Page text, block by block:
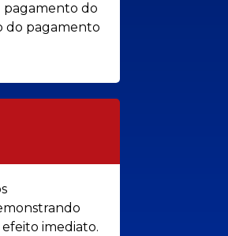
pagamento do
do pagamento
imediato.